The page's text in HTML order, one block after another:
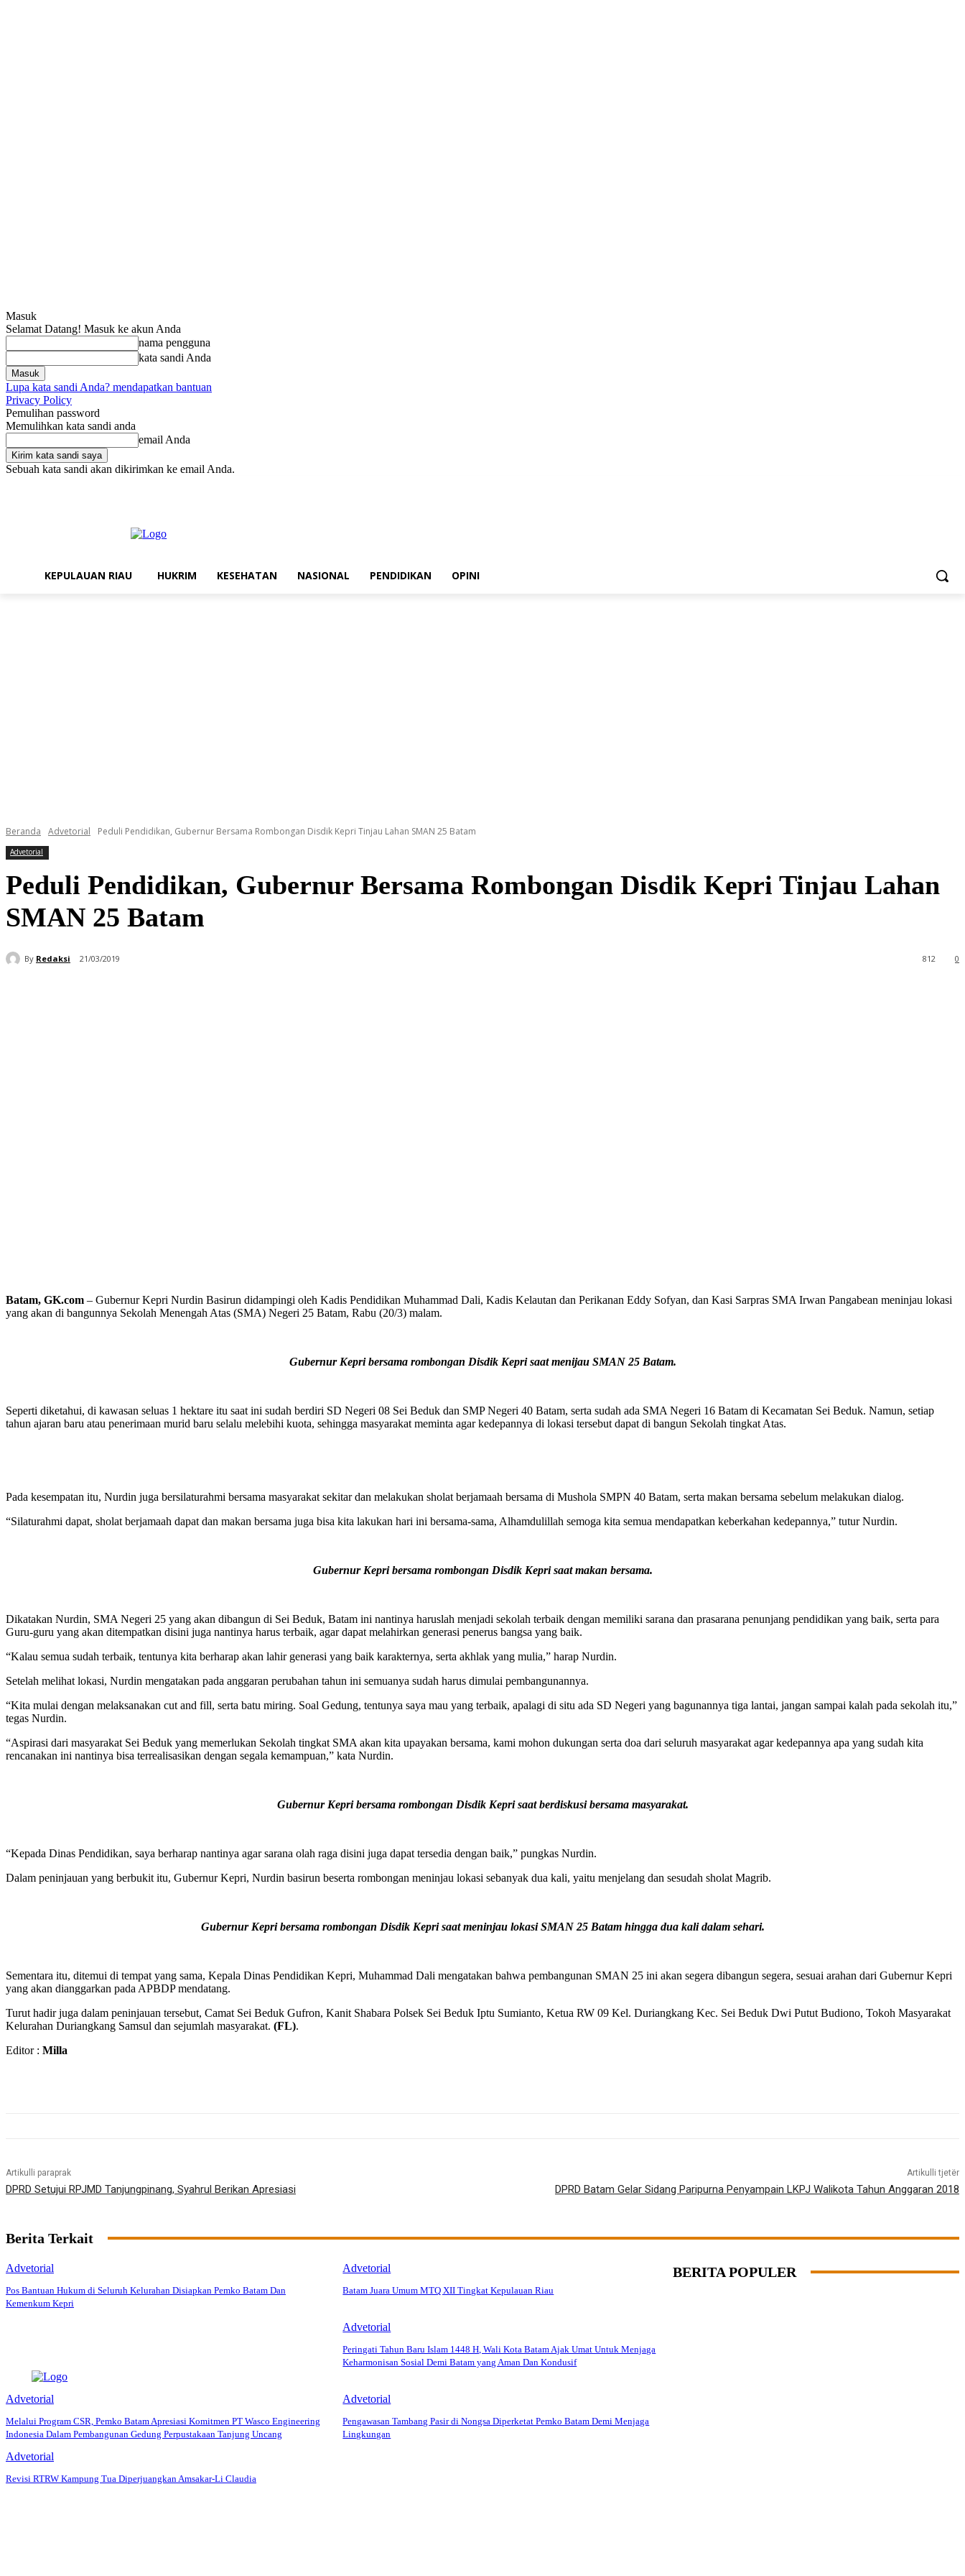
Masuk
Selamat Datang! Masuk ke akun Anda
nama pengguna
kata sandi Anda
Lupa kata sandi Anda? mendapatkan bantuan
Privacy Policy
Pemulihan password
Memulihkan kata sandi anda
email Anda
Sebuah kata sandi akan dikirimkan ke email Anda.
KEPULAUAN RIAU HUKRIM KESEHATAN NASIONAL PENDIDIKAN OPINI
Beranda Advetorial Peduli Pendidikan, Gubernur Bersama Rombongan Disdik Kepri Tinjau Lahan SMAN 25 Batam
Advetorial
Peduli Pendidikan, Gubernur Bersama Rombongan Disdik Kepri Tinjau Lahan
SMAN 25 Batam
By Redaksi 21/03/2019 0
812
Batam, GK.com – Gubernur Kepri Nurdin Basirun didampingi oleh Kadis Pendidikan Muhammad Dali, Kadis Kelautan dan Perikanan Eddy Sofyan, dan Kasi Sarpras SMA Irwan Pangabean meninjau lokasi
yang akan di bangunnya Sekolah Menengah Atas (SMA) Negeri 25 Batam, Rabu (20/3) malam.
Gubernur Kepri bersama rombongan Disdik Kepri saat menijau SMAN 25 Batam.
Seperti diketahui, di kawasan seluas 1 hektare itu saat ini sudah berdiri SD Negeri 08 Sei Beduk dan SMP Negeri 40 Batam, serta sudah ada SMA Negeri 16 Batam di Kecamatan Sei Beduk. Namun, setiap
tahun ajaran baru atau penerimaan murid baru selalu melebihi kuota, sehingga masyarakat meminta agar kedepannya di lokasi tersebut dapat di bangun Sekolah tingkat Atas.
Pada kesempatan itu, Nurdin juga bersilaturahmi bersama masyarakat sekitar dan melakukan sholat berjamaah bersama di Mushola SMPN 40 Batam, serta makan bersama sebelum melakukan dialog.
“Silaturahmi dapat, sholat berjamaah dapat dan makan bersama juga bisa kita lakukan hari ini bersama-sama, Alhamdulillah semoga kita semua mendapatkan keberkahan kedepannya,” tutur Nurdin.
Gubernur Kepri bersama rombongan Disdik Kepri saat makan bersama.
Dikatakan Nurdin, SMA Negeri 25 yang akan dibangun di Sei Beduk, Batam ini nantinya haruslah menjadi sekolah terbaik dengan memiliki sarana dan prasarana penunjang pendidikan yang baik, serta para
Guru-guru yang akan ditempatkan disini juga nantinya harus terbaik, agar dapat melahirkan generasi penerus bangsa yang baik.
“Kalau semua sudah terbaik, tentunya kita berharap akan lahir generasi yang baik karakternya, serta akhlak yang mulia,” harap Nurdin.
Setelah melihat lokasi, Nurdin mengatakan pada anggaran perubahan tahun ini semuanya sudah harus dimulai pembangunannya.
“Kita mulai dengan melaksanakan cut and fill, serta batu miring. Soal Gedung, tentunya saya mau yang terbaik, apalagi di situ ada SD Negeri yang bagunannya tiga lantai, jangan sampai kalah pada sekolah itu,”
tegas Nurdin.
“Aspirasi dari masyarakat Sei Beduk yang memerlukan Sekolah tingkat SMA akan kita upayakan bersama, kami mohon dukungan serta doa dari seluruh masyarakat agar kedepannya apa yang sudah kita
rencanakan ini nantinya bisa terrealisasikan dengan segala kemampuan,” kata Nurdin.
Gubernur Kepri bersama rombongan Disdik Kepri saat berdiskusi bersama masyarakat.
“Kepada Dinas Pendidikan, saya berharap nantinya agar sarana olah raga disini juga dapat tersedia dengan baik,” pungkas Nurdin.
Dalam peninjauan yang berbukit itu, Gubernur Kepri, Nurdin basirun beserta rombongan meninjau lokasi sebanyak dua kali, yaitu menjelang dan sesudah sholat Magrib.
Gubernur Kepri bersama rombongan Disdik Kepri saat meninjau lokasi SMAN 25 Batam hingga dua kali dalam sehari.
Sementara itu, ditemui di tempat yang sama, Kepala Dinas Pendidikan Kepri, Muhammad Dali mengatakan bahwa pembangunan SMAN 25 ini akan segera dibangun segera, sesuai arahan dari Gubernur Kepri
yang akan dianggarkan pada APBDP mendatang.
Turut hadir juga dalam peninjauan tersebut, Camat Sei Beduk Gufron, Kanit Shabara Polsek Sei Beduk Iptu Sumianto, Ketua RW 09 Kel. Duriangkang Kec. Sei Beduk Dwi Putut Budiono, Tokoh Masyarakat
Kelurahan Duriangkang Samsul dan sejumlah masyarakat. (FL).
Editor : Milla
Artikulli paraprak
DPRD Setujui RPJMD Tanjungpinang, Syahrul Berikan Apresiasi
Artikulli tjetër
DPRD Batam Gelar Sidang Paripurna Penyampain LKPJ Walikota Tahun Anggaran 2018
Berita Terkait
Advetorial
Pos Bantuan Hukum di Seluruh Kelurahan Disiapkan Pemko Batam Dan
Kemenkum Kepri
Advetorial
Batam Juara Umum MTQ XII Tingkat Kepulauan Riau
Advetorial
Peringati Tahun Baru Islam 1448 H, Wali Kota Batam Ajak Umat Untuk Menjaga
Keharmonisan Sosial Demi Batam yang Aman Dan Kondusif
Advetorial
Melalui Program CSR, Pemko Batam Apresiasi Komitmen PT Wasco Engineering
Indonesia Dalam Pembangunan Gedung Perpustakaan Tanjung Uncang
Advetorial
Pengawasan Tambang Pasir di Nongsa Diperketat Pemko Batam Demi Menjaga
Lingkungan
Advetorial
Revisi RTRW Kampung Tua Diperjuangkan Amsakar-Li Claudia
BERITA POPULER